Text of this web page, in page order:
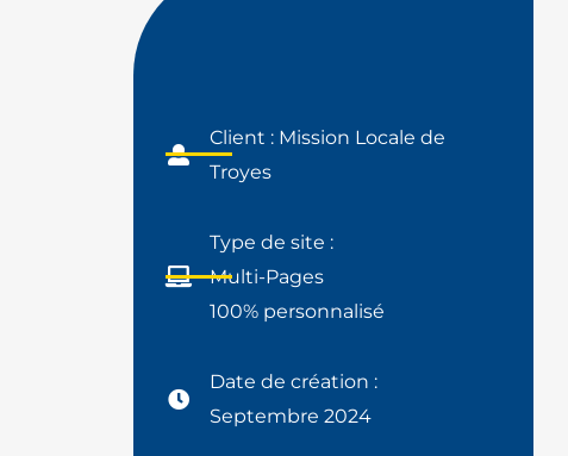
Client : Mission Locale de
Troyes
Type de site :
Multi-Pages
100% personnalisé
Date de création :
Septembre 2024